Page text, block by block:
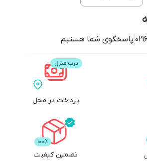
پاسخگوی شما هستیم
پرداخت در محل
تضمین کیفیت